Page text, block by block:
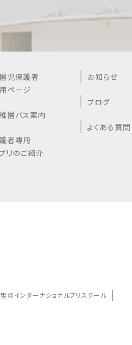
児保護者
ページ
園バス案内
者専用
リのご紹介
お知らせ
ブログ
よくある質問
聖母インターナショナルプリスクール